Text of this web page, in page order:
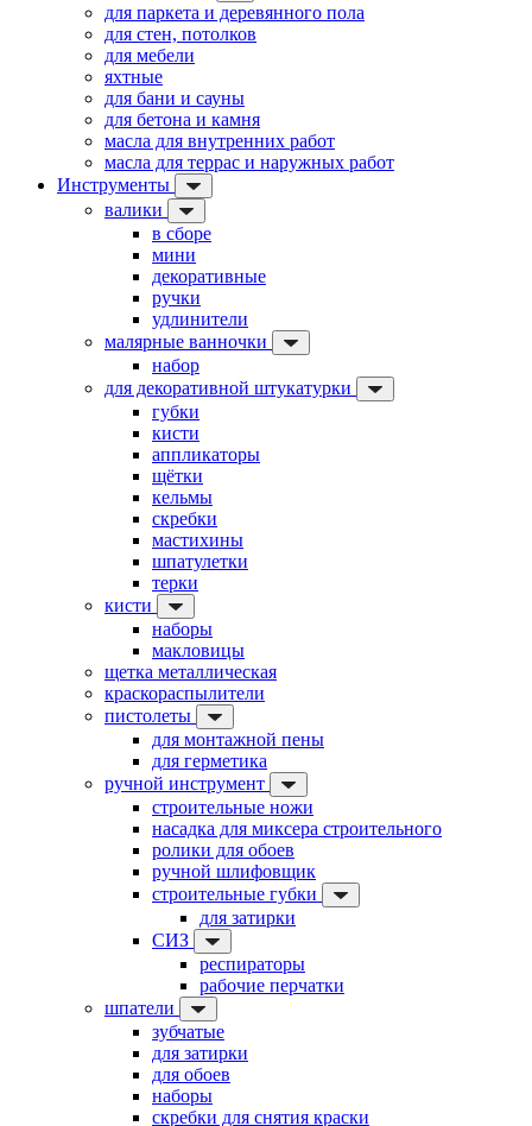
для паркета и деревянного пола
для стен, потолков
для мебели
яхтные
для бани и сауны
для бетона и камня
масла для внутренних работ
масла для террас и наружных работ
Инструменты
валики
в сборе
мини
декоративные
ручки
удлинители
малярные ванночки
набор
для декоративной штукатурки
губки
кисти
аппликаторы
щётки
кельмы
скребки
мастихины
шпатулетки
терки
кисти
наборы
макловицы
щетка металлическая
краскораспылители
пистолеты
для монтажной пены
для герметика
ручной инструмент
строительные ножи
насадка для миксера строительного
ролики для обоев
ручной шлифовщик
строительные губки
для затирки
СИЗ
респираторы
рабочие перчатки
шпатели
зубчатые
для затирки
для обоев
наборы
скребки для снятия краски